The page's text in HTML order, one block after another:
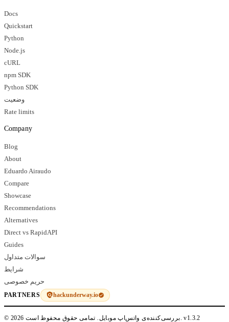
Docs
Quickstart
Python
Node.js
cURL
npm SDK
Python SDK
وضعیت
Rate limits
Company
Blog
About
Eduardo Airaudo
Compare
Showcase
Recommendations
Alternatives
Direct vs RapidAPI
Guides
سوالات متداول
شرایط
حریم خصوصی
PARTNERS hackunderway.io
© 2026 بررسی‌کننده‌ی واتس‌اپ موبایل. تمامی حقوق محفوظ است.v1.3.2